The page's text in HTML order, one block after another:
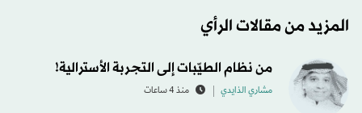
المزيد من مقالات الرأي
من نظام الطيّبات إلى التجربة الأسترالية!
مشاري الذايدي منذ 4 ساعات